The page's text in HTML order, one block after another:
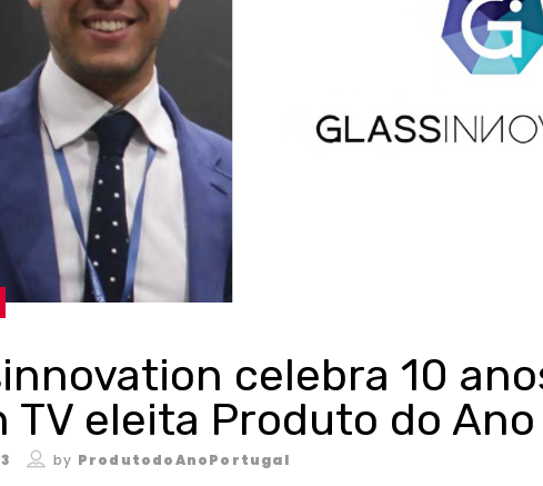
celebra 10
TV eleita Produto do
by ProdutodoAnoPortugal